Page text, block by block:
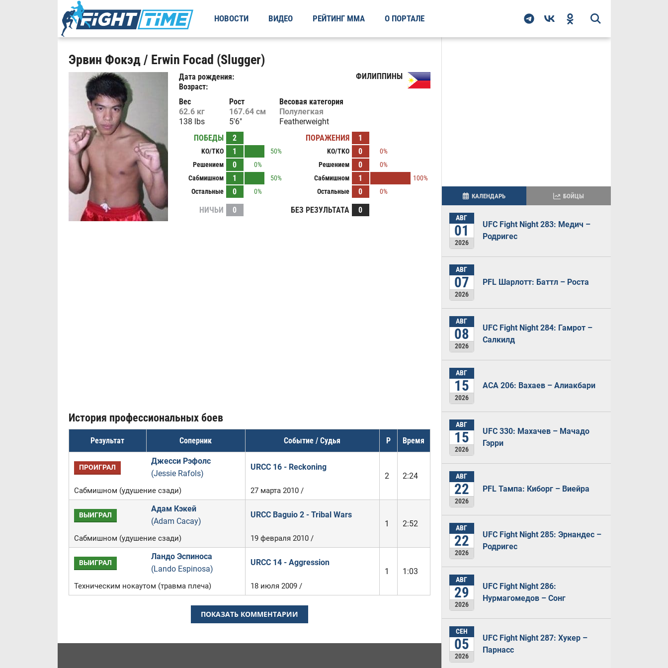
НОВОСТИ ВИДЕО РЕЙТИНГ ММА О ПОРТАЛЕ
Эрвин Фокэд / Erwin Focad (Slugger)
Дата рождения:
Возраст:
ФИЛИППИНЫ
Вес
62.6 кг
138 lbs
Рост
167.64 см
5'6"
Весовая категория
Полулегкая
Featherweight
ПОБЕДЫ
2
KO/TKO 1
50%
Решением
0
0%
Сабмишном
1
50%
Остальные
0 0%
ПОРАЖЕНИЯ 1
KO/TKO 0
0%
Решением
0
0%
Сабмишном
1
100%
Остальные
0 0%
НИЧЬИ 0 БЕЗ РЕЗУЛЬТАТА 0
История профессиональных боев
Результат Соперник Событие / Судья Р Время
ПРОИГРАЛ
Джесси Рэфолс
(Jessie Rafols)
URCC 16 - Reckoning
2
2:24
Сабмишном (удушение сзади) 27 марта 2010 /
ВЫИГРАЛ
Адам Кэкей
(Adam Cacay)
URCC Baguio 2 - Tribal Wars
1
2:52
Сабмишном (удушение сзади) 19 февраля 2010 /
ВЫИГРАЛ
Ландо Эспиноса
(Lando Espinosa)
URCC 14 - Aggression
1
1:03
Техническим нокаутом (травма плеча) 18 июля 2009 /
ПОКАЗАТЬ КОММЕНТАРИИ
КАЛЕНДАРЬ БОЙЦЫ
АВГ
01
2026
UFC Fight Night 283: Медич –
Родригес
АВГ
07
2026
PFL Шарлотт: Баттл – Роста
АВГ
08
2026
UFC Fight Night 284: Гамрот –
Салкилд
АВГ
15
2026
ACA 206: Вахаев – Алиакбари
АВГ
15
2026
UFC 330: Махачев – Мачадо
Гэрри
АВГ
22
2026
PFL Тампа: Киборг – Виейра
АВГ
22
2026
UFC Fight Night 285: Эрнандес –
Родригес
АВГ
29
2026
UFC Fight Night 286:
Нурмагомедов – Сонг
СЕН
05
2026
UFC Fight Night 287: Хукер –
Парнасс